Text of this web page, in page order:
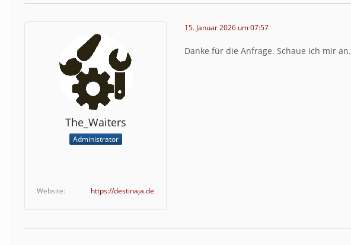
The_Waiters
Administrator
Website https://destinaja.de
15. Januar 2026 um 07:57
Danke für die Anfrage. Schaue ich mir an.